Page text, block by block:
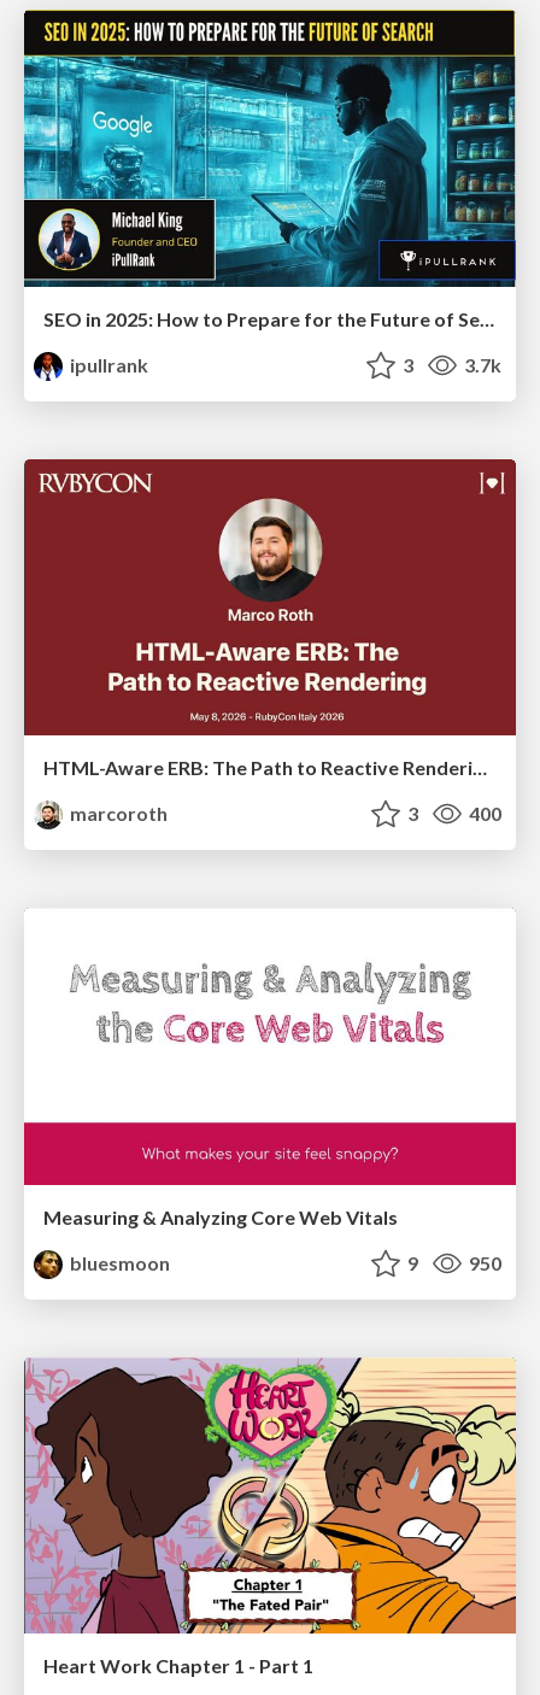
SEO in 2025: How to Prepare for the Future of Search
ipullrank
3 3.7k
HTML-Aware ERB: The Path to Reactive Rendering @ RubyCon 2026, Rimini, Italy
marcoroth
3 400
Measuring & Analyzing Core Web Vitals
bluesmoon
9 950
Heart Work Chapter 1 - Part 1